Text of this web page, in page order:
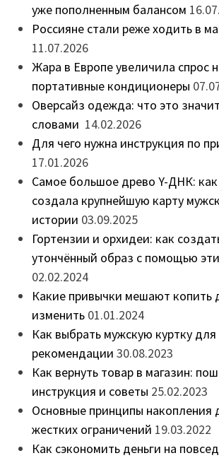
уже пополненным балансом
Россияне стали реже ходить в
11.07.2026
Жара в Европе увеличила спрос
портативные кондиционеры
Оверсайз одежда: что это
словами 14.02.2026
Для чего нужна инструкция по
17.01.2026
Самое большое древо Y-ДНК: как
создала крупнейшую карту
истории 03.09.2025
Гортензии и орхидеи: как
утончённый образ с помощью
02.02.2024
Какие привычки мешают копить
изменить 01.01.2024
Как выбрать мужскую куртку
рекомендации 30.08.2023
Как вернуть товар в магазин:
инструкция и советы 25.02.2023
Основные принципы накопления
жестких ограничений 19.03.2022
Как сэкономить деньги на